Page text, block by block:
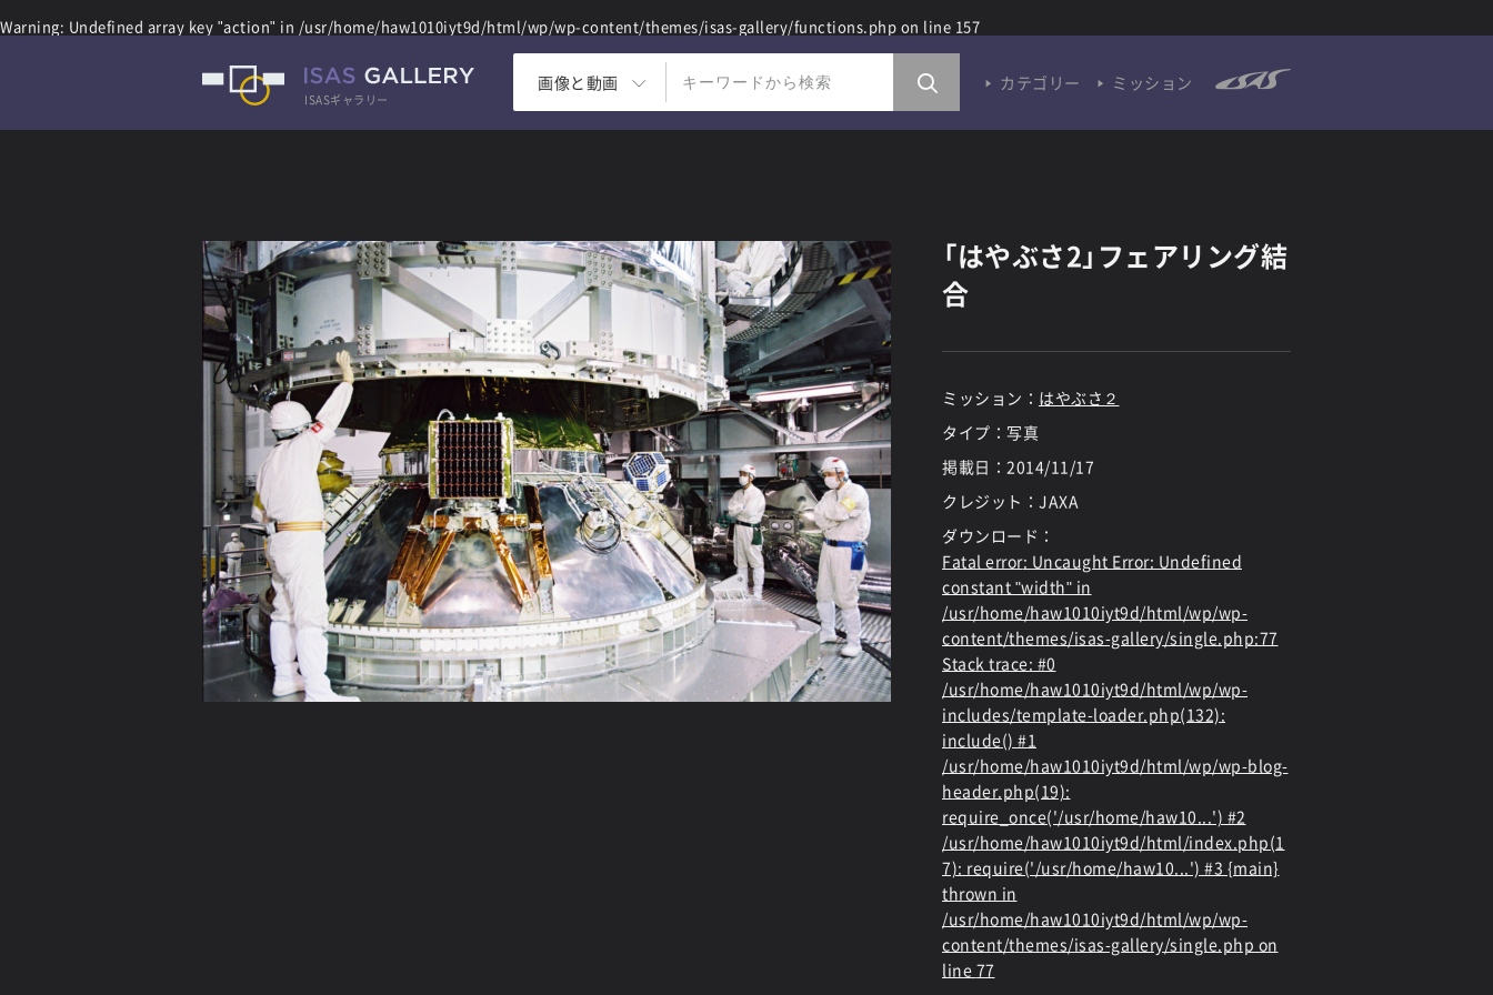
Warning: Undefined array key "action" in /usr/home/haw1010iyt9d/html/wp/wp-content/themes/isas-gallery/functions.php on line 157
ISASギャラリー
画像と動画 カテゴリー ミッション
「はやぶさ2」フェアリング結
合
ミッション： はやぶさ２
タイプ：写真
掲載日： 2014/11/17
クレジット：JAXA
ダウンロード：
Fatal error: Uncaught Error: Undefined
constant "width" in
/usr/home/haw1010iyt9d/html/wp/wp-
content/themes/isas-gallery/single.php:77
Stack trace: #0
/usr/home/haw1010iyt9d/html/wp/wp-
includes/template-loader.php(132):
include() #1
/usr/home/haw1010iyt9d/html/wp/wp-blog-
header.php(19):
require_once('/usr/home/haw10...') #2
/usr/home/haw1010iyt9d/html/index.php(1
7): require('/usr/home/haw10...') #3 {main}
thrown in
/usr/home/haw1010iyt9d/html/wp/wp-
content/themes/isas-gallery/single.php on
line 77